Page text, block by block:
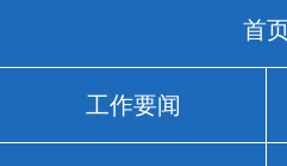
首
工作要闻